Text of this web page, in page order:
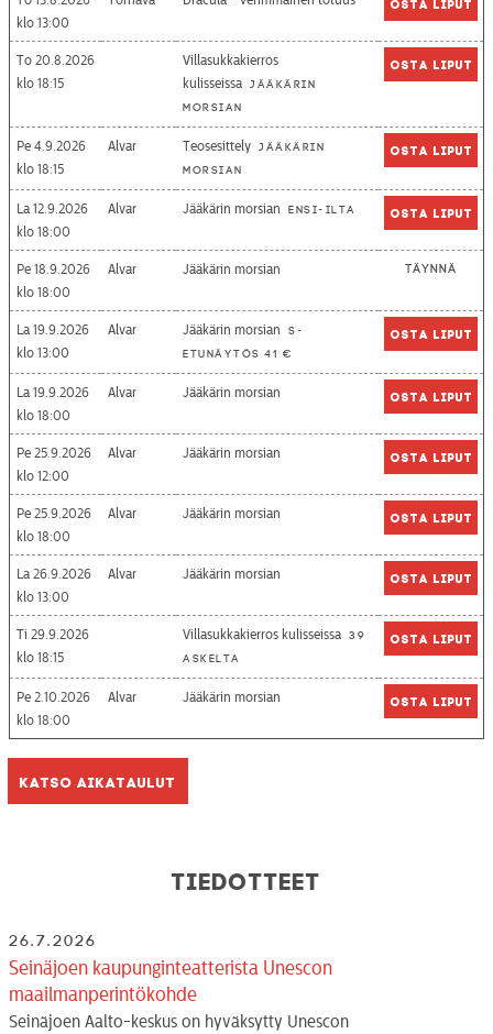
13:00
Osta liput
To 20.8.2026
18:15
Villasukkakierros
kulisseissa Jääkärin
morsian
Osta liput
Pe 4.9.2026
18:15
Alvar Teosesittely Jääkärin
morsian
Osta liput
La 12.9.2026
18:00
Alvar Jääkärin morsian Ensi-ilta Osta liput
Pe 18.9.2026
18:00
Alvar Jääkärin morsian Täynnä
La 19.9.2026
13:00
Alvar Jääkärin morsian
S-
etunäytös 41 €
Osta liput
La 19.9.2026
18:00
Alvar Jääkärin morsian Osta liput
Pe 25.9.2026
12:00
Alvar Jääkärin morsian Osta liput
Pe 25.9.2026
18:00
Alvar Jääkärin morsian Osta liput
La 26.9.2026
13:00
Alvar Jääkärin morsian Osta liput
Ti 29.9.2026
18:15
Villasukkakierros kulisseissa 39
askelta
Osta liput
Pe 2.10.2026
18:00
Alvar Jääkärin morsian Osta liput
Katso aikataulut
Tiedotteet
26.7.2026
Seinäjoen kaupunginteatterista Unescon
maailmanperintökohde
Seinäjoen Aalto-keskus on hyväksytty Unescon